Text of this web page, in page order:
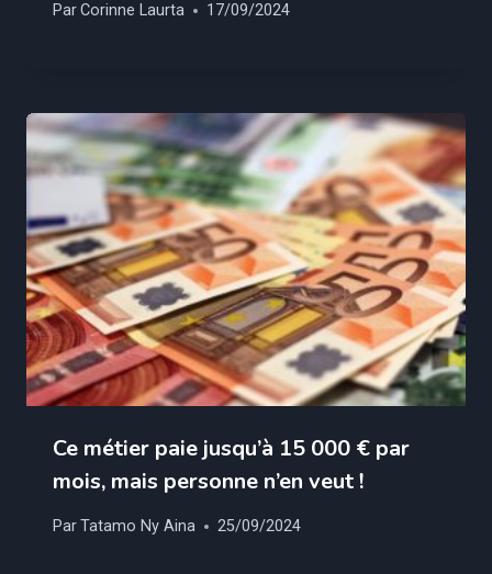
ParCorinne Laurta 17/09/2024
Ce métier paie jusqu’à 15 000 € par
mois, mais personne n’en veut !
ParTatamo Ny Aina 25/09/2024